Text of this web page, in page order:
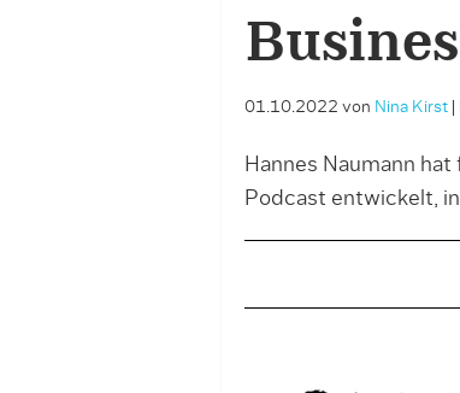
01.10.2022 von Nina Kirst|
Hannes Naumann
Podcast entwickelt,